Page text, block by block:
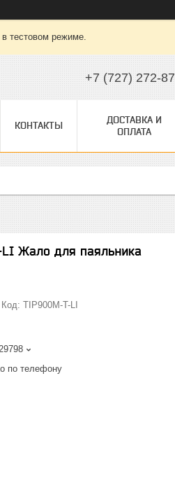
в тестовом режиме.
+7 (727) 272-
КОНТАКТЫ
ДОСТАВКА И
ОПЛАТА
Жало для паяльника
Код: TIP900M-T-LI
по телефону